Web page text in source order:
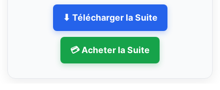
⬇ Télécharger la Suite
💳 Acheter la Suite